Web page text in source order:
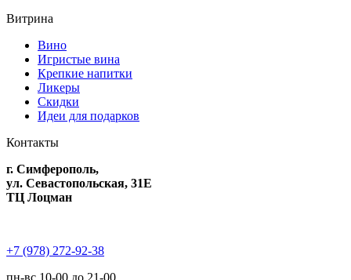
Витрина
Вино
Игристые вина
Крепкие напитки
Ликеры
Скидки
Идеи для подарков
Контакты
г. Симферополь,
ул. Севастопольская, 31Е
ТЦ Лоцман
+7 (978) 272-92-38